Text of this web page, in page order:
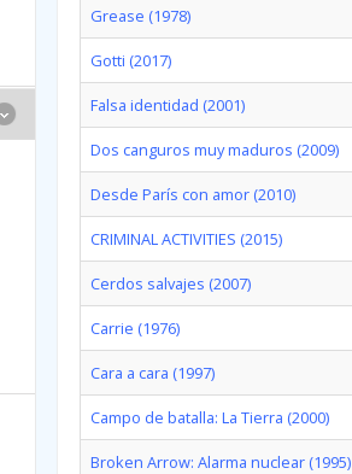
Grease (1978)
Gotti (2017)
Falsa identidad (2001)
Dos canguros muy maduros (2009)
Desde París con amor (2010)
CRIMINAL ACTIVITIES (2015)
Cerdos salvajes (2007)
Carrie (1976)
Cara a cara (1997)
Campo de batalla: La Tierra (2000)
Broken Arrow: Alarma nuclear (1995)